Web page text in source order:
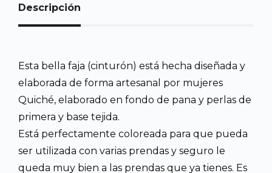
Descripción
Esta bella faja (cinturón) está hecha diseñada y
elaborada de forma artesanal por mujeres
Quiché, elaborado en fondo de pana y perlas de
primera y base tejida.
Está perfectamente coloreada para que pueda
ser utilizada con varias prendas y seguro le
queda muy bien a las prendas que ya tienes. Es